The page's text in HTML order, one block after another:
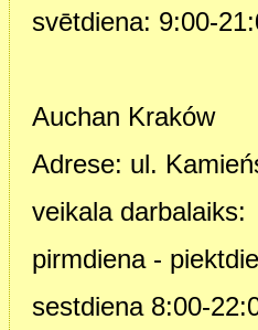
svētdiena: 9:00-
Auchan Kraków
Adrese: ul.
veikala darbalaiks:
pirmdiena -
sestdiena 8:00-